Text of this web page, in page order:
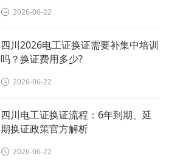
2026-06-22
四川2026电工证换证需要补集中培训
吗？换证费用多少?
2026-06-22
四川电工证换证流程：6年到期、延
期换证政策官方解析
2026-06-22